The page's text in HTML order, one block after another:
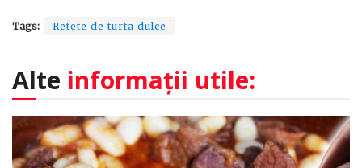
Tags: Retete de turta dulce
Alte informații utile: